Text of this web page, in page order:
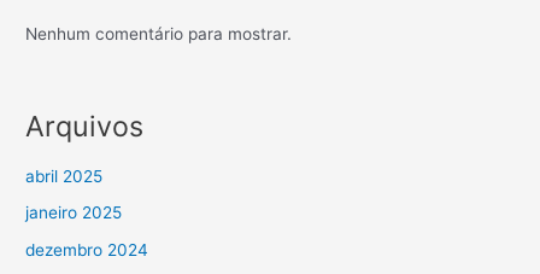
Nenhum comentário para mostrar.
Arquivos
abril 2025
janeiro 2025
dezembro 2024